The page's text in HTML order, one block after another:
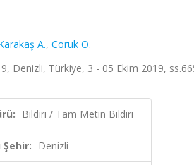
A., Coruk Ö.
Denizli, Türkiye, 3 - 05 Ekim 2019,
Bildiri / Tam Metin Bildiri
Şehir: Denizli